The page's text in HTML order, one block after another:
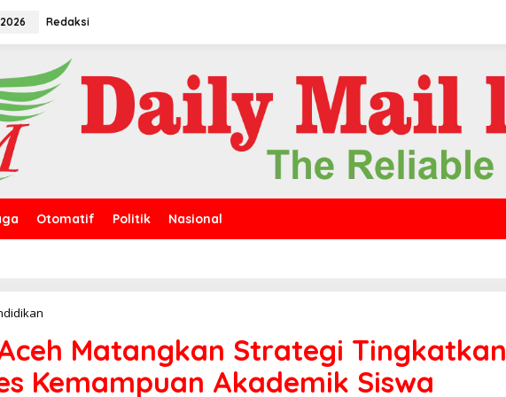
Redaksi
Otomatif Politik Nasional
s
d
i
k
Matangkan Strategi Tingkatkan
Kemampuan Akademik Siswa